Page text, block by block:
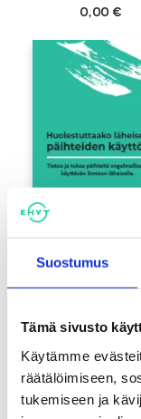
Suostumus
Tämä sivusto
Käytämme
räätälöimiseen,
tukemiseen ja
0,00 €
Huolestuttaako
päihteiden käyttö?